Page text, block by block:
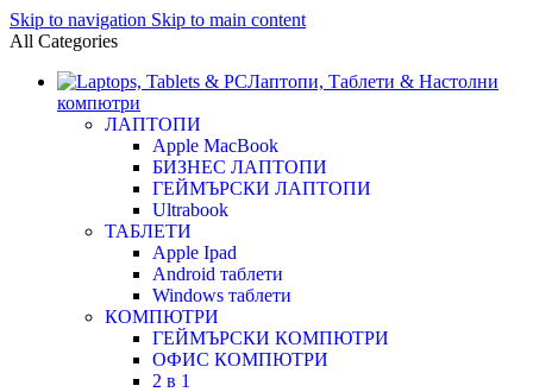
Skip to navigation Skip to main content
All Categories
Лаптопи, Таблети & Настолни
компютри
ЛАПТОПИ
Apple MacBook
БИЗНЕС ЛАПТОПИ
ГЕЙМЪРСКИ ЛАПТОПИ
Ultrabook
ТАБЛЕТИ
Apple Ipad
Android таблети
Windows таблети
КОМПЮТРИ
ГЕЙМЪРСКИ КОМПЮТРИ
ОФИС КОМПЮТРИ
2 в 1